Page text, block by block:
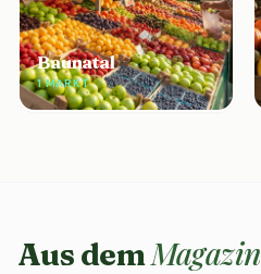
Baunatal
1 MARKT
Aus demMagazin